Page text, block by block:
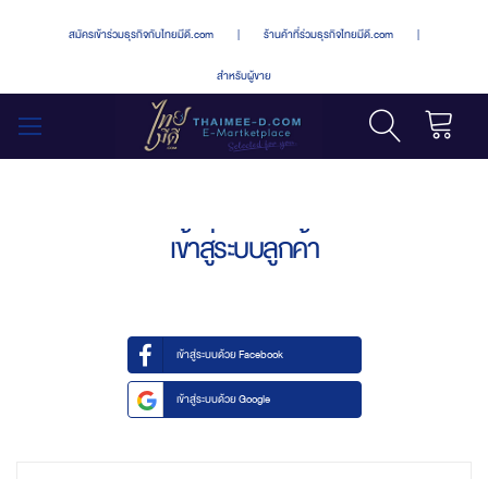
สมัครเข้าร่วมธุรกิจกับไทยมีดี.com | ร้านค้าที่ร่วมธุรกิจไทยมีดี.com |
สำหรับผู้ขาย
เข้าสู่ระบบลูกค้า
เข้าสู่ระบบด้วย Facebook
เข้าสู่ระบบด้วย Google